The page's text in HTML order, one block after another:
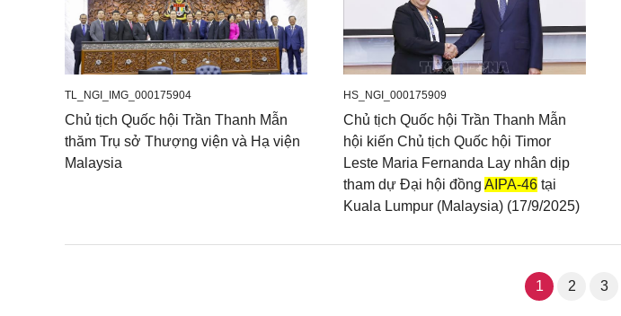
TL_NGI_IMG_000175904
Chủ tịch Quốc hội Trần Thanh Mẫn
thăm Trụ sở Thượng viện và Hạ viện
Malaysia
HS_NGI_000175909
Chủ tịch Quốc hội Trần Thanh Mẫn
hội kiến Chủ tịch Quốc hội Timor
Leste Maria Fernanda Lay nhân dịp
tham dự Đại hội đồng AIPA-46 tại
Kuala Lumpur (Malaysia) (17/9/2025)
1 2 3